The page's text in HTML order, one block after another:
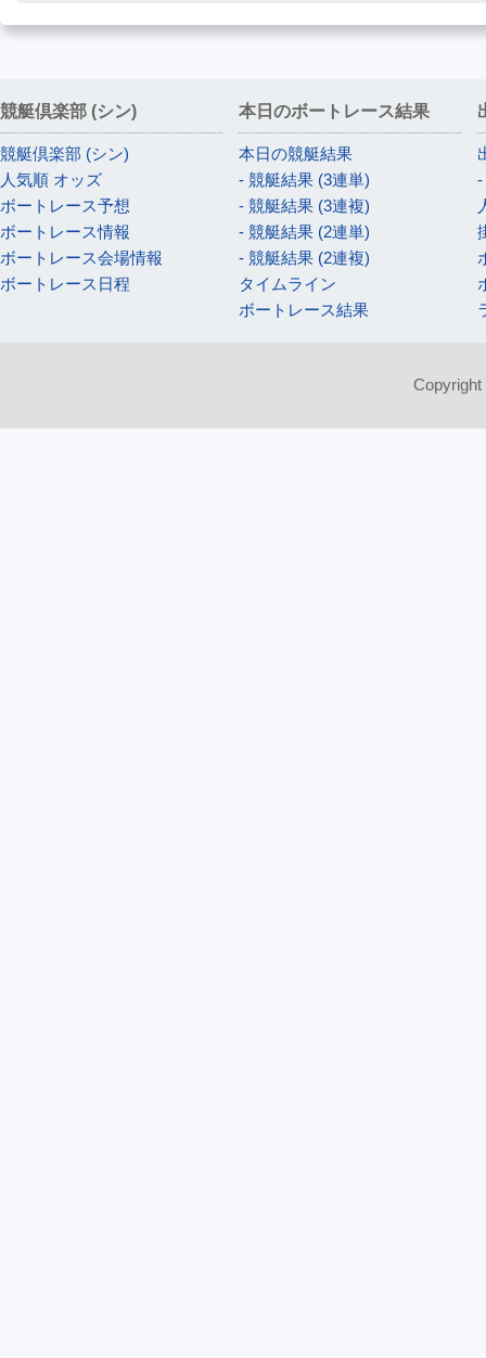
競艇倶楽部 (シン)
競艇倶楽部 (シン)
人気順 オッズ
ボートレース予想
ボートレース情報
ボートレース会場情報
ボートレース日程
本日のボートレース結果
本日の競艇結果
- 競艇結果 (3連単)
- 競艇結果 (3連複)
- 競艇結果 (2連単)
- 競艇結果 (2連複)
タイムライン
ボートレース結果
-